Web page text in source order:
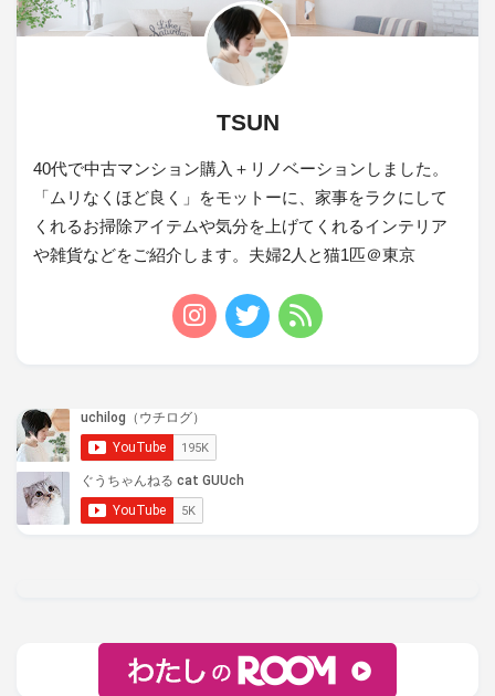
TSUN
40代で中古マンション購入＋リノベーションしました。
「ムリなくほど良く」をモットーに、家事をラクにして
くれるお掃除アイテムや気分を上げてくれるインテリア
や雑貨などをご紹介します。夫婦2人と猫1匹＠東京